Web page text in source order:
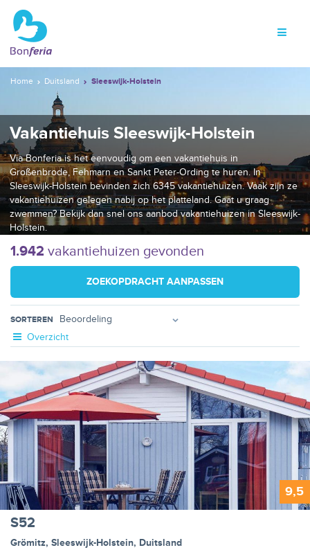
Home Duitsland Sleeswijk-Holstein
Vakantiehuis Sleeswijk-Holstein
Via Bonferia is het eenvoudig om een vakantiehuis in
Großenbrode, Fehmarn en Sankt Peter-Ording te huren. In
Sleeswijk-Holstein bevinden zich 6345 vakantiehuizen. Vaak zijn ze
vakantiehuizen gelegen nabij op het platteland. Gaat u graag
zwemmen? Bekijk dan snel ons aanbod vakantiehuizen in Sleeswijk-
Holstein.
1.942 vakantiehuizen gevonden
ZOEKOPDRACHT AANPASSEN
SORTEREN
Overzicht
9,5
S52
Grömitz, Sleeswijk-Holstein, Duitsland